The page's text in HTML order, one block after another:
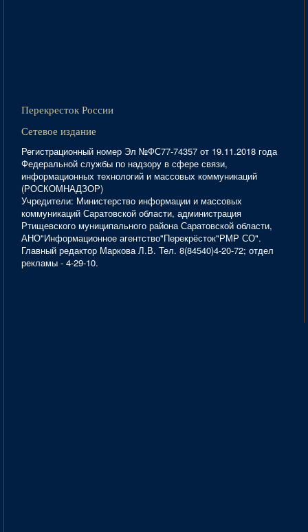
Перекресток России
Сетевое издание
Регистрационный номер Эл №ФС77-74357 от 19.11.2018 года
Федеральной службы по надзору в сфере связи,
информационных технологий и массовых коммуникаций
(РОСКОМНАДЗОР)
Учредители: Министерство информации и массовых
коммуникаций Саратовской области, администрация
Ртищевского муниципального района Саратовской области,
АНО"Информационное агентство"Перекрёсток"РМР СО".
Главный редактор Маркова Л.В. Тел. 8(84540)4-20-72; отдел
рекламы - 4-29-10.